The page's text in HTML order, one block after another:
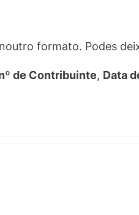
formato. Podes
de Contribuinte, Data